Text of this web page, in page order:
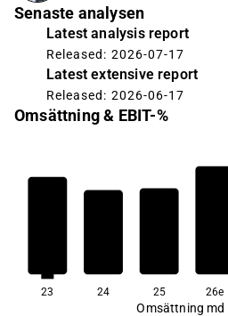
Senaste analysen
Latest analysis report
Released: 2026-07-17
Latest extensive report
Released: 2026-06-17
Omsättning & EBIT-%
7,0
23 24 25 26e
Omsättning md